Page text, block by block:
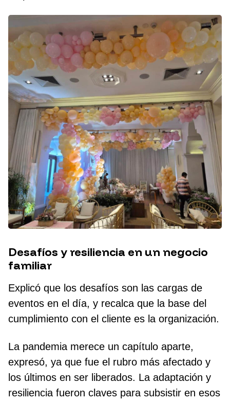
Desafíos y resiliencia en un negocio
familiar
Explicó que los desafíos son las cargas de
eventos en el día, y recalca que la base del
cumplimiento con el cliente es la organización.
La pandemia merece un capítulo aparte,
expresó, ya que fue el rubro más afectado y
los últimos en ser liberados. La adaptación y
resiliencia fueron claves para subsistir en esos